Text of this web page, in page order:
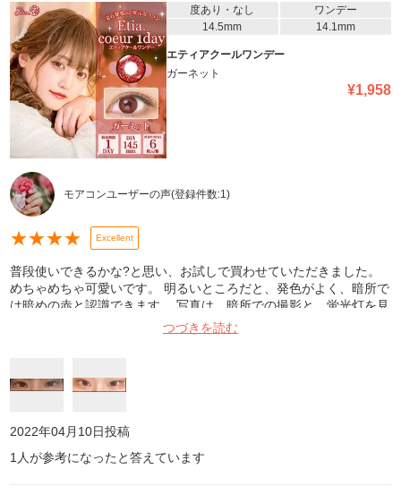
度あり・なし
ワンデー
14.5mm
14.1mm
エティアクールワンデー
ガーネット
¥1,958
モアコンユーザーの声(登録件数:1)
★★★★ Excellent
普段使いできるかな?と思い、お試しで買わせていただきました。
めちゃめちゃ可愛いです。 明るいところだと、発色がよく、暗所で
は暗めの赤と認識できます。 写真は、暗所での撮影と、蛍光灯を見
上げてのお写真になります。是非参考にしてみてください。
つづきを読む
2022年04月10日投稿
1 人が参考になったと答えています